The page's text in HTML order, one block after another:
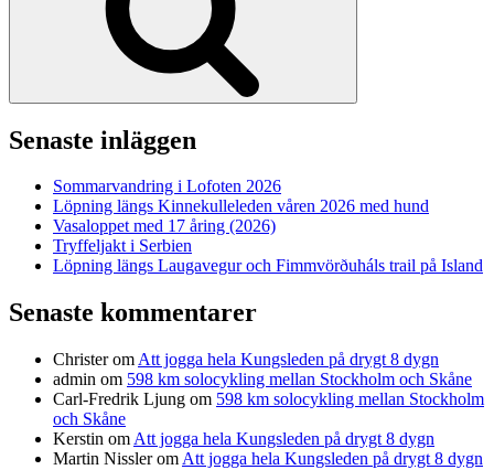
Senaste inläggen
Sommarvandring i Lofoten 2026
Löpning längs Kinnekulleleden våren 2026 med hund
Vasaloppet med 17 åring (2026)
Tryffeljakt i Serbien
Löpning längs Laugavegur och Fimmvörðuháls trail på Island
Senaste kommentarer
Christerom Att jogga hela Kungsleden på drygt 8 dygn
admin om 598 km solocykling mellan Stockholm och Skåne
Carl-Fredrik Ljung om 598 km solocykling mellan Stockholm
och Skåne
Kerstin om Att jogga hela Kungsleden på drygt 8 dygn
Martin Nisslerom Att jogga hela Kungsleden på drygt 8 dygn